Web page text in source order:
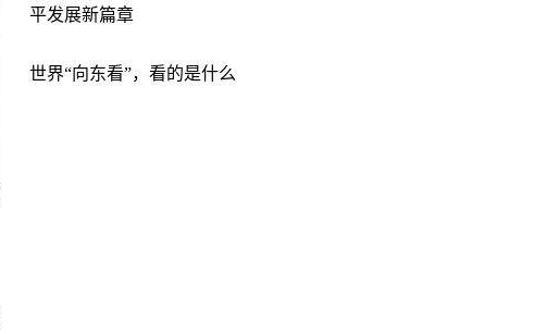
平发展新篇章
世界“向东看”，看的是什么